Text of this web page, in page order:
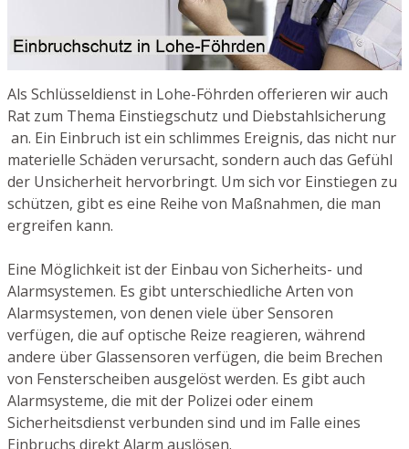
Als Schlüsseldienst in Lohe-Föhrden offerieren wir auch
Rat zum Thema Einstiegschutz und Diebstahlsicherung
an. Ein Einbruch ist ein schlimmes Ereignis, das nicht nur
materielle Schäden verursacht, sondern auch das Gefühl
der Unsicherheit hervorbringt. Um sich vor Einstiegen zu
schützen, gibt es eine Reihe von Maßnahmen, die man
ergreifen kann.
Eine Möglichkeit ist der Einbau von Sicherheits- und
Alarmsystemen. Es gibt unterschiedliche Arten von
Alarmsystemen, von denen viele über Sensoren
verfügen, die auf optische Reize reagieren, während
andere über Glassensoren verfügen, die beim Brechen
von Fensterscheiben ausgelöst werden. Es gibt auch
Alarmsysteme, die mit der Polizei oder einem
Sicherheitsdienst verbunden sind und im Falle eines
Einbruchs direkt Alarm auslösen.